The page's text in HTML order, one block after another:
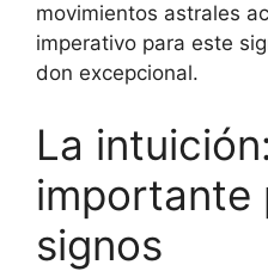
movimientos astrales
imperativo para este
don excepcional.
La
importante
signos